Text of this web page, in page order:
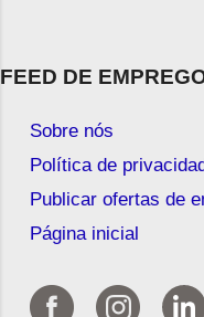
FEED DE
Sobre nós
Política de
Publicar ofertas de
Página inicial